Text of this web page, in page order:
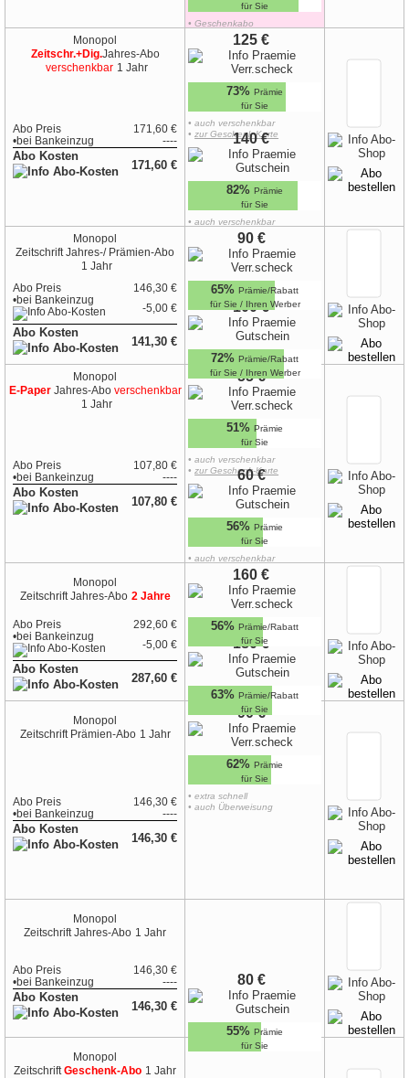
für Sie
• Geschenkabo
zur Geschenk-Karte
Monopol
Zeitschr.+Dig.Jahres-Abo
verschenkbar 1 Jahr
Abo Preis
171,60 €
•bei Bankeinzug ----
Abo Kosten
171,60 €
125 €
73% Prämie
für Sie
• auch verschenkbar
• zur Geschenk-Karte
140 €
82% Prämie
für Sie
• auch verschenkbar
zur Geschenk-Karte
Monopol
Zeitschrift Jahres-/ Prämien-Abo
1 Jahr
Abo Preis
146,30 €
•bei Bankeinzug
-5,00 €
Abo Kosten
141,30 €
90 €
65% Prämie/Rabatt
für Sie / Ihren Werber
100 €
72% Prämie/Rabatt
für Sie / Ihren Werber
Monopol
E-Paper Jahres-Aboverschenkbar
1 Jahr
Abo Preis
107,80 €
•bei Bankeinzug ----
Abo Kosten
107,80 €
55 €
51% Prämie
für Sie
• auch verschenkbar
• zur Geschenk-Karte
60 €
56% Prämie
für Sie
• auch verschenkbar
zur Geschenk-Karte
Monopol
Zeitschrift Jahres-Abo 2 Jahre
Abo Preis
292,60 €
•bei Bankeinzug
-5,00 €
Abo Kosten
287,60 €
160 €
56% Prämie/Rabatt
für Sie
180 €
63% Prämie/Rabatt
für Sie
Monopol
Zeitschrift Prämien-Abo 1 Jahr
Abo Preis
146,30 €
•bei Bankeinzug ----
Abo Kosten
146,30 €
90 €
62% Prämie
für Sie
• extra schnell
• auch Überweisung
Monopol
Zeitschrift Jahres-Abo 1 Jahr
Abo Preis
146,30 €
•bei Bankeinzug ----
Abo Kosten
146,30 €
80 €
55% Prämie
für Sie
Monopol
Zeitschrift Geschenk-Abo 1 Jahr